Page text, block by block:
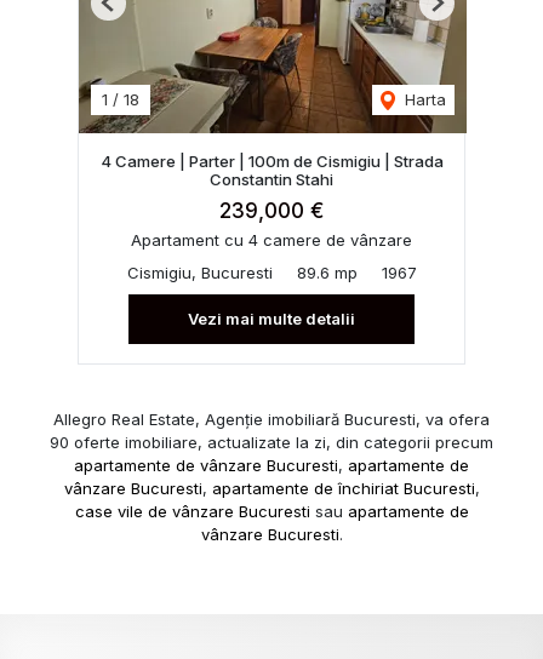
1 / 18 Harta
Previous Next
4 Camere | Parter | 100m de Cismigiu | Strada
Constantin Stahi
239,000 €
Apartament cu 4 camere de vânzare
Cismigiu, Bucuresti
89.6 mp 1967
Vezi mai multe detalii
Allegro Real Estate, Agenție imobiliară Bucuresti, va ofera
90 oferte imobiliare, actualizate la zi, din categorii precum
apartamente de vânzare Bucuresti, apartamente de
vânzare Bucuresti, apartamente de închiriat Bucuresti,
case vile de vânzare Bucuresti sau apartamente de
vânzare Bucuresti.